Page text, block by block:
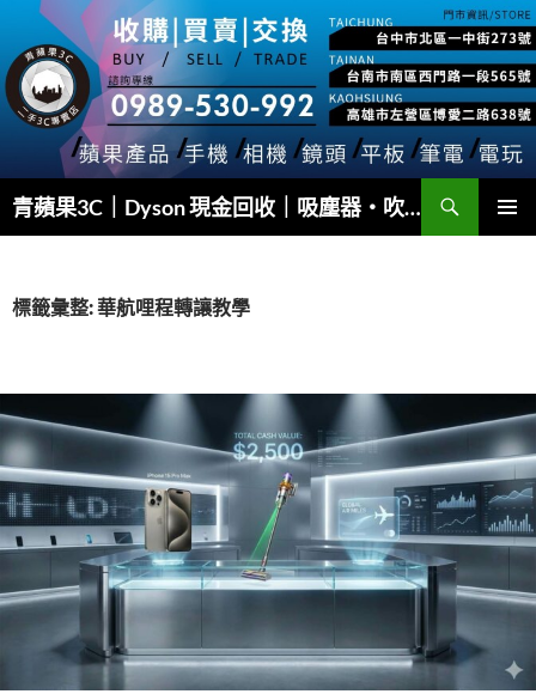
主
要
青蘋果3C｜Dyson 現金回收｜吸塵器・吹風機・Airwrap 快速估價
搜
尋
標籤彙整: 華航哩程轉讓教學